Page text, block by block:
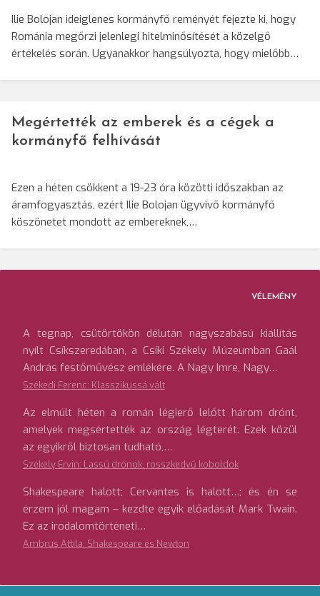
Ilie Bolojan ideiglenes kormányfő reményét fejezte ki, hogy
Románia megőrzi jelenlegi hitelminősítését a közelgő
értékelés során. Ugyanakkor hangsúlyozta, hogy mielőbb…
Megértették az emberek és a cégek a
kormányfő felhívását
Ezen a héten csökkent a 19-23 óra közötti időszakban az
áramfogyasztás, ezért Ilie Bolojan ügyvivő kormányfő
köszönetet mondott az embereknek,…
VÉLEMÉNY
A tegnap, csütörtökön délután nagyszabású kiállítás
nyílt Csíkszeredában, a Csíki Székely Múzeumban Gaál
András festőművész emlékére. A Nagy Imre, Nagy…
Székedi Ferenc: Klasszikussá vált
Az elmúlt héten a román légierő lelőtt három drónt,
amelyek megsértették az ország légterét. Ezek közül
az egyikről biztosan tudható,…
Székely Ervin: Lassú drónok, rosszkedvű koboldok
Shakespeare halott; Cervantes is halott…; és én se
érzem jól magam – kezdte egyik előadását Mark Twain.
Ez az irodalomtörténeti…
Ambrus Attila: Shakespeare és Newton